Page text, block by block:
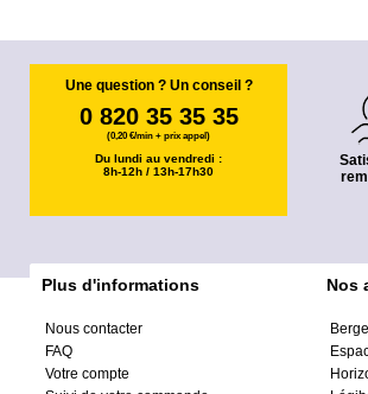
Une question ? Un conseil ?
0 820 35 35 35
(0,20 €/min + prix appel)
Du lundi au vendredi :
8h-12h / 13h-17h30
Plus d'informations
Nous contacter
FAQ
Votre compte
Nos